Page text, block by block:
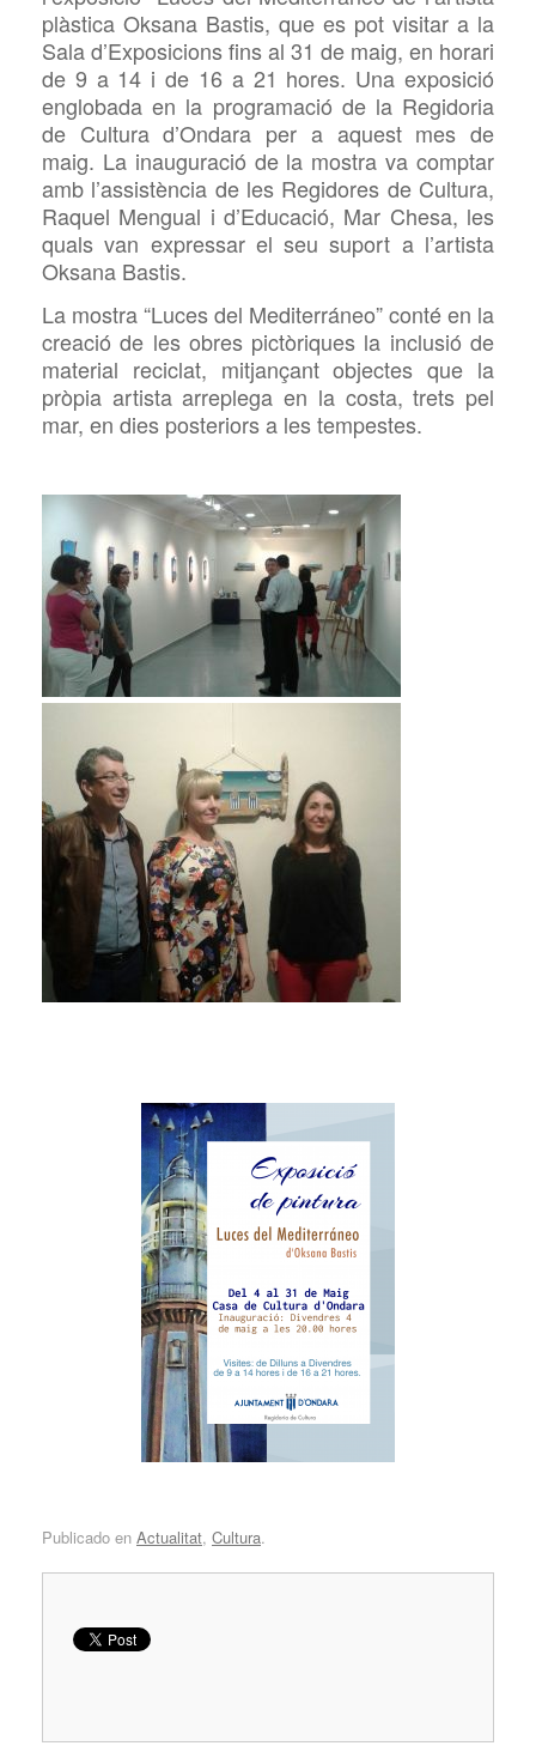
plàstica Oksana Bastis, que es pot visitar a la
Sala d’Exposicions fins al 31 de maig, en horari
de 9 a 14 i de 16 a 21 hores. Una exposició
englobada en la programació de la Regidoria
de Cultura d’Ondara per a aquest mes de
maig. La inauguració de la mostra va comptar
amb l’assistència de les Regidores de Cultura,
Raquel Mengual i d’Educació, Mar Chesa, les
quals van expressar el seu suport a l’artista
Oksana Bastis.
La mostra “Luces del Mediterráneo” conté en la
creació de les obres pictòriques la inclusió de
material reciclat, mitjançant objectes que la
pròpia artista arreplega en la costa, trets pel
mar, en dies posteriors a les tempestes.
Publicado en Actualitat, Cultura.